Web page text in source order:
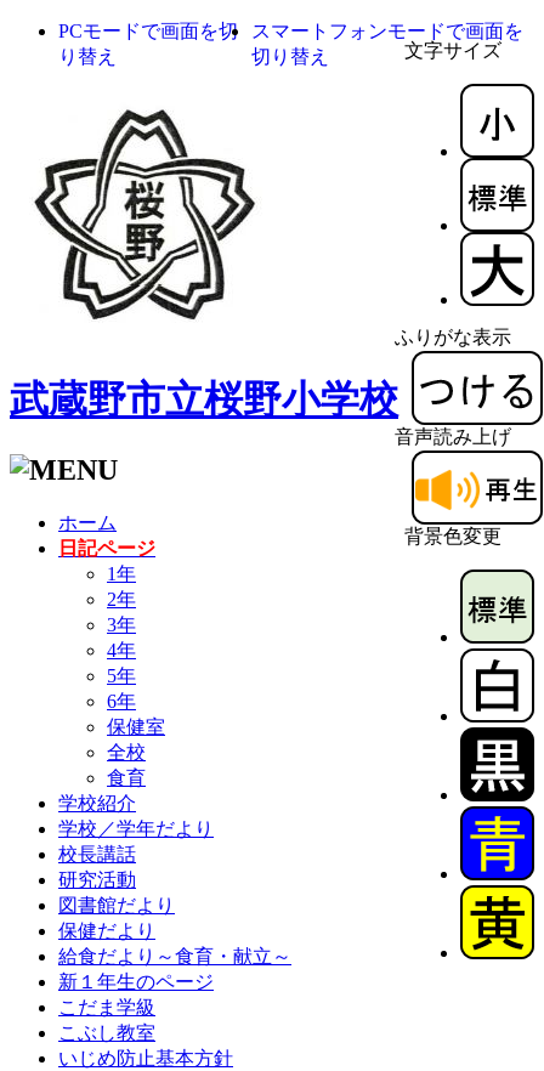
文字サイズ
ふりがな表示
音声読み上げ
背景色変更
PCモードで画面を切
り替え
スマートフォンモードで画面を
切り替え
武蔵野市立桜野小学校
ホーム
日記ページ
1年
2年
3年
4年
5年
6年
保健室
全校
食育
学校紹介
学校／学年だより
校長講話
研究活動
図書館だより
保健だより
給食だより～食育・献立～
新１年生のページ
こだま学級
こぶし教室
いじめ防止基本方針